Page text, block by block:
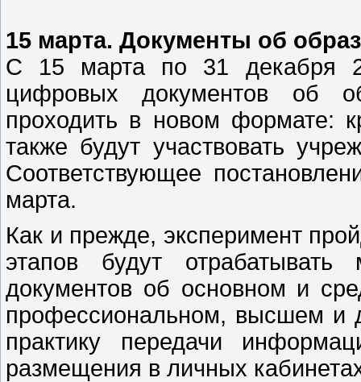
15 марта. Документы об
С 15 марта по 31 декабря
цифровых документов об
проходить в новом формате:
также будут участвовать
Соответствующее
марта.
Как и прежде, эксперимент
этапов будут
документов об основном и
профессиональном, высшем и
практику передачи
размещения в личных